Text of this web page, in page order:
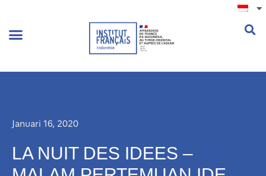
Januari 16, 2020
LA NUIT DES IDEES –